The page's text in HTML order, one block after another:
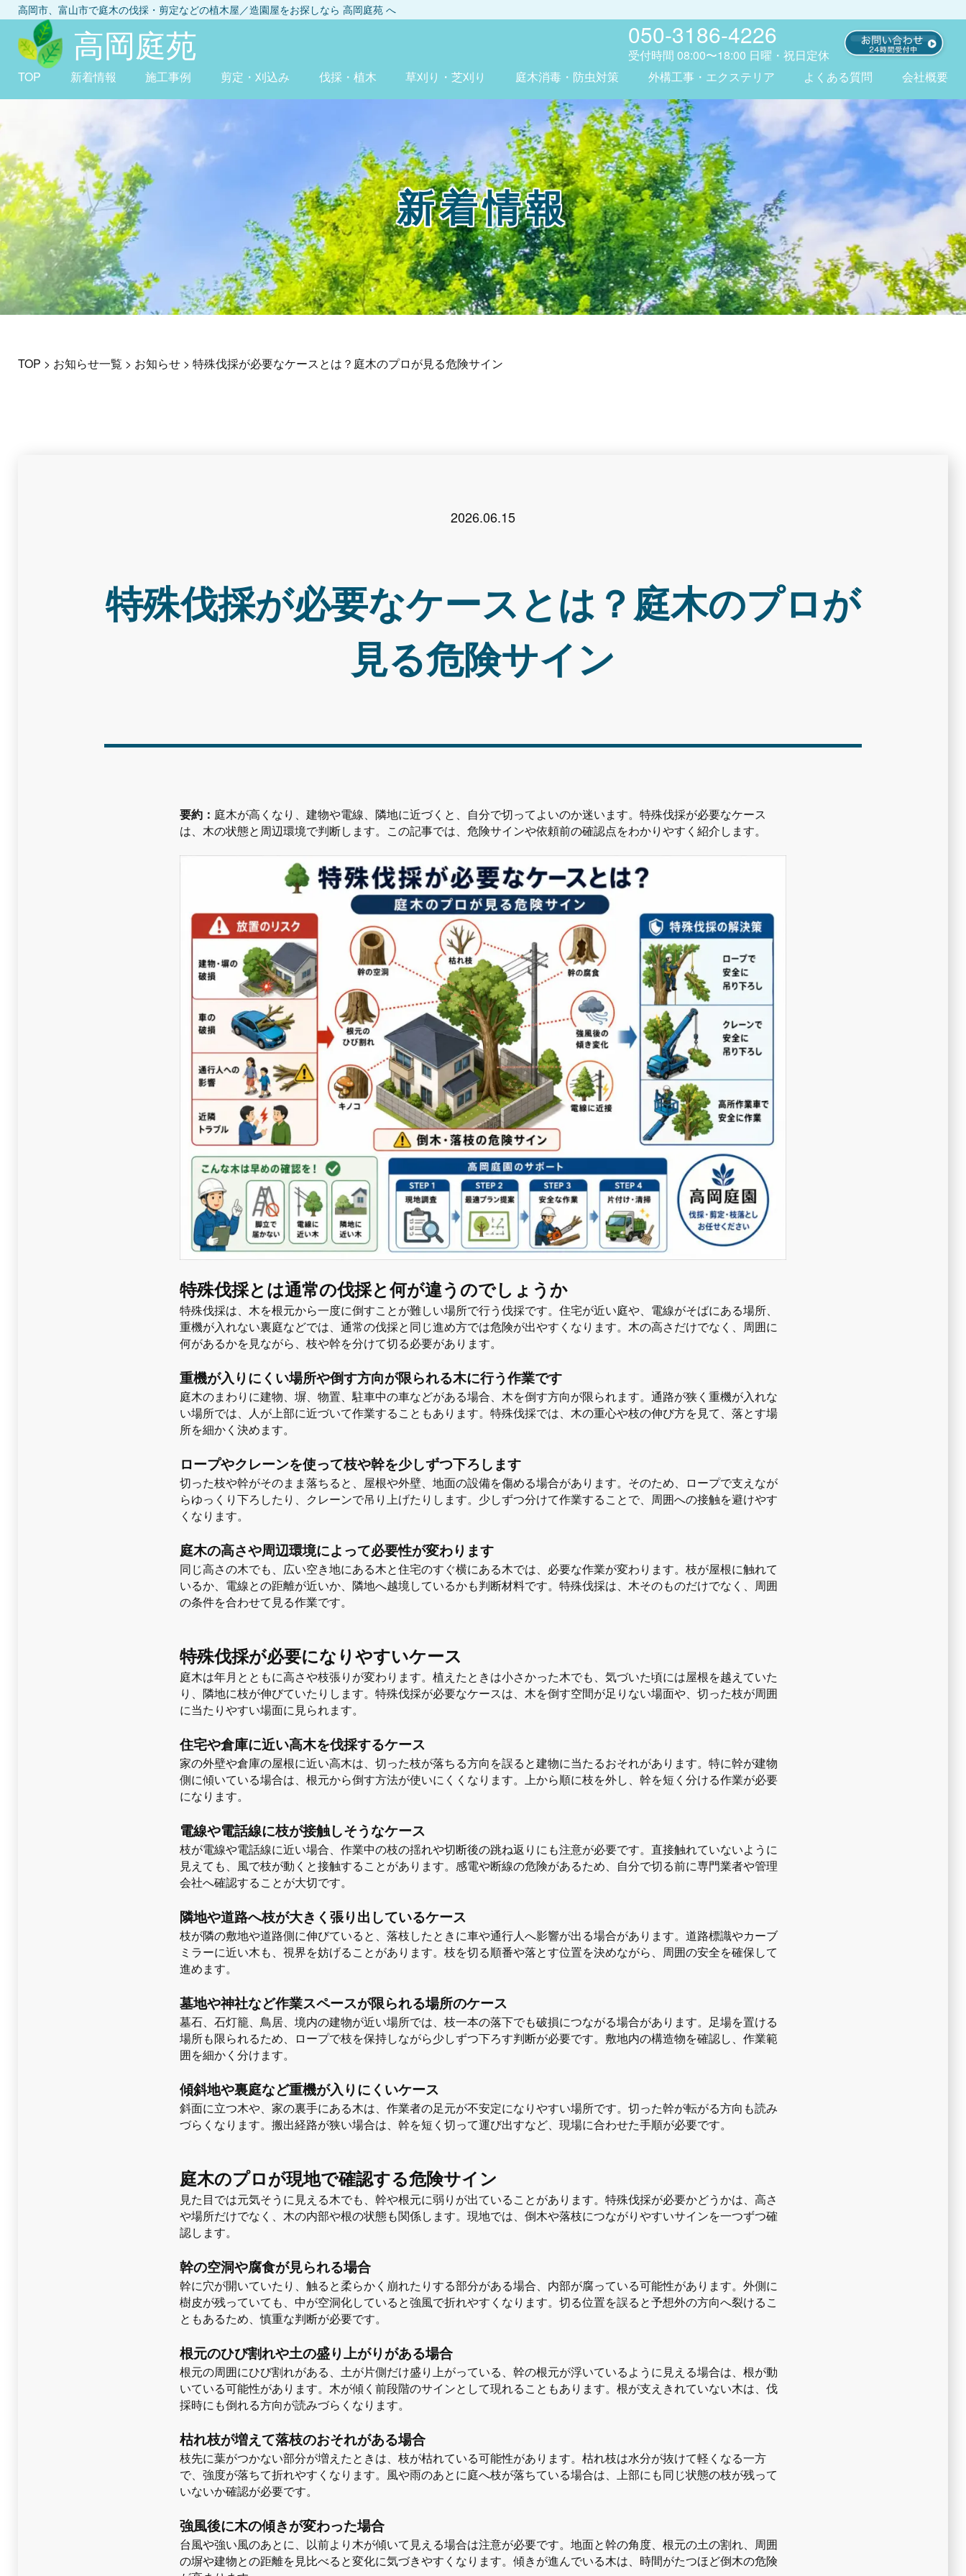
高岡市、富山市で庭木の伐採・剪定などの植木屋／造園屋をお探しなら 高岡庭苑 へ
高岡庭苑 050-3186-4226
受付時間08:00〜18:00 日曜・祝日定休
TOP
新着情報 施工事例 剪定・刈込み 伐採・植木 草刈り・芝刈り 庭木消毒・防虫対策 外構工事・エクステリア よくある質問 会社概要
新着情報
TOP > お知らせ一覧 > お知らせ > 特殊伐採が必要なケースとは？庭木のプロが見る危険サイン
2026.06.15
特殊伐採が必要なケースとは？庭木のプロが
見る危険サイン
要約： 庭木が高くなり、建物や電線、隣地に近づくと、自分で切ってよいのか迷います。特殊伐採が必要なケース
は、木の状態と周辺環境で判断します。この記事では、危険サインや依頼前の確認点をわかりやすく紹介します。
特殊伐採とは通常の伐採と何が違うのでしょうか
特殊伐採は、木を根元から一度に倒すことが難しい場所で行う伐採です。住宅が近い庭や、電線がそばにある場所、
重機が入れない裏庭などでは、通常の伐採と同じ進め方では危険が出やすくなります。木の高さだけでなく、周囲に
何があるかを見ながら、枝や幹を分けて切る必要があります。
重機が入りにくい場所や倒す方向が限られる木に行う作業です
庭木のまわりに建物、塀、物置、駐車中の車などがある場合、木を倒す方向が限られます。通路が狭く重機が入れな
い場所では、人が上部に近づいて作業することもあります。特殊伐採では、木の重心や枝の伸び方を見て、落とす場
所を細かく決めます。
ロープやクレーンを使って枝や幹を少しずつ下ろします
切った枝や幹がそのまま落ちると、屋根や外壁、地面の設備を傷める場合があります。そのため、ロープで支えなが
らゆっくり下ろしたり、クレーンで吊り上げたりします。少しずつ分けて作業することで、周囲への接触を避けやす
くなります。
庭木の高さや周辺環境によって必要性が変わります
同じ高さの木でも、広い空き地にある木と住宅のすぐ横にある木では、必要な作業が変わります。枝が屋根に触れて
いるか、電線との距離が近いか、隣地へ越境しているかも判断材料です。特殊伐採は、木そのものだけでなく、周囲
の条件を合わせて見る作業です。
特殊伐採が必要になりやすいケース
庭木は年月とともに高さや枝張りが変わります。植えたときは小さかった木でも、気づいた頃には屋根を越えていた
り、隣地に枝が伸びていたりします。特殊伐採が必要なケースは、木を倒す空間が足りない場面や、切った枝が周囲
に当たりやすい場面に見られます。
住宅や倉庫に近い高木を伐採するケース
家の外壁や倉庫の屋根に近い高木は、切った枝が落ちる方向を誤ると建物に当たるおそれがあります。特に幹が建物
側に傾いている場合は、根元から倒す方法が使いにくくなります。上から順に枝を外し、幹を短く分ける作業が必要
になります。
電線や電話線に枝が接触しそうなケース
枝が電線や電話線に近い場合、作業中の枝の揺れや切断後の跳ね返りにも注意が必要です。直接触れていないように
見えても、風で枝が動くと接触することがあります。感電や断線の危険があるため、自分で切る前に専門業者や管理
会社へ確認することが大切です。
隣地や道路へ枝が大きく張り出しているケース
枝が隣の敷地や道路側に伸びていると、落枝したときに車や通行人へ影響が出る場合があります。道路標識やカーブ
ミラーに近い木も、視界を妨げることがあります。枝を切る順番や落とす位置を決めながら、周囲の安全を確保して
進めます。
墓地や神社など作業スペースが限られる場所のケース
墓石、石灯籠、鳥居、境内の建物が近い場所では、枝一本の落下でも破損につながる場合があります。足場を置ける
場所も限られるため、ロープで枝を保持しながら少しずつ下ろす判断が必要です。敷地内の構造物を確認し、作業範
囲を細かく分けます。
傾斜地や裏庭など重機が入りにくいケース
斜面に立つ木や、家の裏手にある木は、作業者の足元が不安定になりやすい場所です。切った幹が転がる方向も読み
づらくなります。搬出経路が狭い場合は、幹を短く切って運び出すなど、現場に合わせた手順が必要です。
庭木のプロが現地で確認する危険サイン
見た目では元気そうに見える木でも、幹や根元に弱りが出ていることがあります。特殊伐採が必要かどうかは、高さ
や場所だけでなく、木の内部や根の状態も関係します。現地では、倒木や落枝につながりやすいサインを一つずつ確
認します。
幹の空洞や腐食が見られる場合
幹に穴が開いていたり、触ると柔らかく崩れたりする部分がある場合、内部が腐っている可能性があります。外側に
樹皮が残っていても、中が空洞化していると強風で折れやすくなります。切る位置を誤ると予想外の方向へ裂けるこ
ともあるため、慎重な判断が必要です。
根元のひび割れや土の盛り上がりがある場合
根元の周囲にひび割れがある、土が片側だけ盛り上がっている、幹の根元が浮いているように見える場合は、根が動
いている可能性があります。木が傾く前段階のサインとして現れることもあります。根が支えきれていない木は、伐
採時にも倒れる方向が読みづらくなります。
枯れ枝が増えて落枝のおそれがある場合
枝先に葉がつかない部分が増えたときは、枝が枯れている可能性があります。枯れ枝は水分が抜けて軽くなる一方
で、強度が落ちて折れやすくなります。風や雨のあとに庭へ枝が落ちている場合は、上部にも同じ状態の枝が残って
いないか確認が必要です。
強風後に木の傾きが変わった場合
台風や強い風のあとに、以前より木が傾いて見える場合は注意が必要です。地面と幹の角度、根元の土の割れ、周囲
の塀や建物との距離を見比べると変化に気づきやすくなります。傾きが進んでいる木は、時間がたつほど倒木の危険